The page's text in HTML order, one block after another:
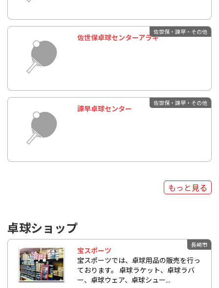
佐世保・諫早・その他
佐世保卓球センターアラキ
佐世保・諫早・その他
諫早卓球センター
もっと見る
卓球ショップ
長崎市
宝スポーツ
宝スポーツでは、卓球用品の販売を行っ
ております。 卓球ラケット、卓球ラバ
ー、卓球ウェア、卓球シュー...